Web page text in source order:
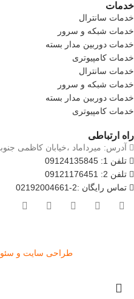
خدمات
خدمات سانترال
خدمات شبکه و سرور
خدمات دوربین مدار بسته
خدمات کامپیوتری
خدمات سانترال
خدمات شبکه و سرور
خدمات دوربین مدار بسته
خدمات کامپیوتری
راه ارتباطی
آدرس: میرداماد ،خیابان کاظمی
تلفن 1: 09124135845
تلفن 2: 09121176451
تماس رایگان :2-02192004661
طراحی سایت و سئو